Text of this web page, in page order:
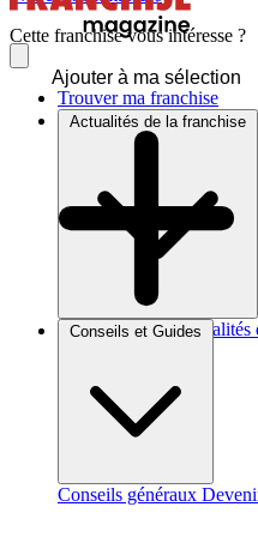
Trouver ma franchise
Actualités de la franchise
Brèves et actus Actualités
Conseils et Guides
Conseils généraux
Cette franchise vous intéresse ?
Ajouter à ma sélection